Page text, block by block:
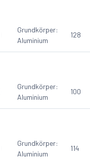
Grundkörper:
Aluminium
128
Grundkörper:
Aluminium
100
Grundkörper:
Aluminium
114